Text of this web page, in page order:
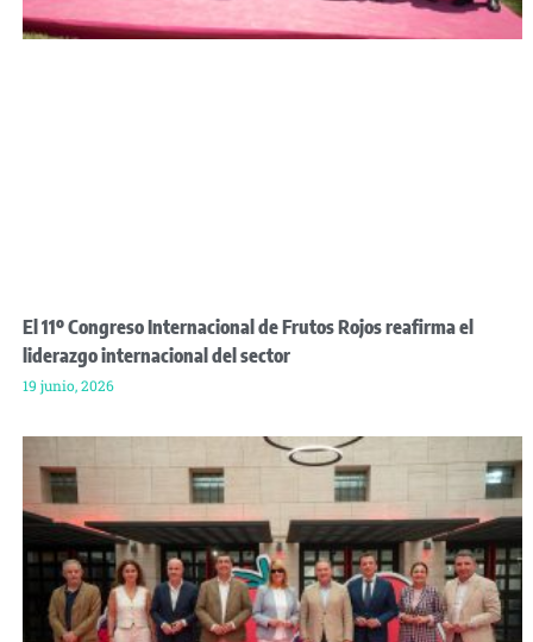
El 11º Congreso Internacional de Frutos Rojos reafirma el
liderazgo internacional del sector
19 junio, 2026